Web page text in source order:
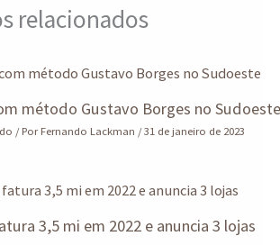
relacionados
método Gustavo Borges no
/ PorFernando Lackman /31 de janeiro de 2023
3,5 mi em 2022 e anuncia 3 lojas